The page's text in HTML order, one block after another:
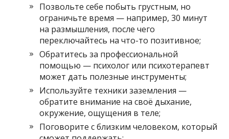
Позвольте себе побыть грустным, но
ограничьте время — например, 30 минут
на размышления, после чего
переключайтесь на что-то позитивное;
Обратитесь за профессиональной
помощью — психолог или психотерапевт
может дать полезные инструменты;
Используйте техники заземления —
обратите внимание на своё дыхание,
окружение, ощущения в теле;
Поговорите с близким человеком, который